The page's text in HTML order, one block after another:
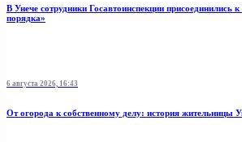
В Унече сотрудники Госавтоинспекции присоединились
порядка»
6 августа 2026, 16:43
От огорода к собственному делу: история жительницы